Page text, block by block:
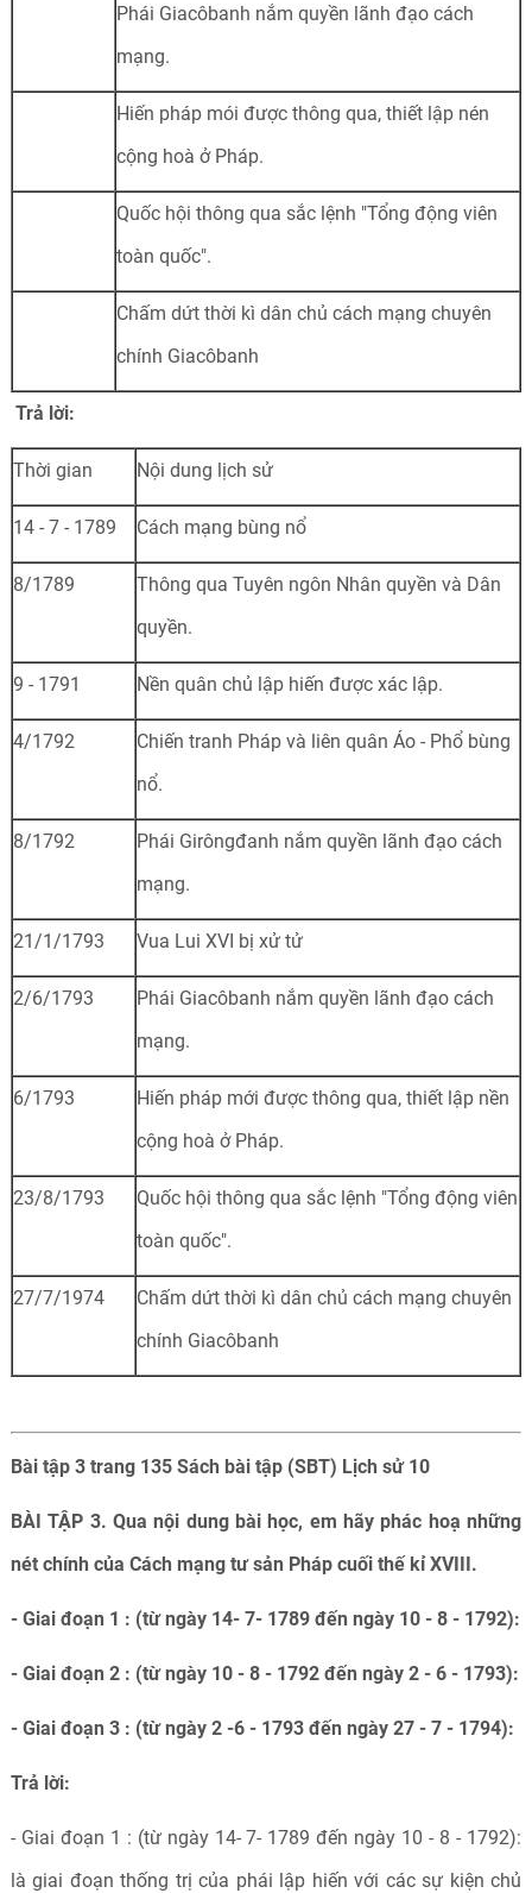
Phái Giacôbanh nắm quyền lãnh đạo cách
mạng.
Hiến pháp mói được thông qua, thiết lập nén
cộng hoà ở Pháp.
Quốc hội thông qua sắc lệnh "Tổng động viên
toàn quốc".
Chấm dứt thời kì dân chủ cách mạng chuyên
chính Giacôbanh
Trả lời:
Thời gian Nội dung lịch sử
14 - 7 - 1789 Cách mạng bùng nổ
8/1789
Thông qua Tuyên ngôn Nhân quyền và Dân
quyền.
9 - 1791 Nền quân chủ lập hiến được xác lập.
4/1792
Chiến tranh Pháp và liên quân Áo - Phổ bùng
nổ.
8/1792
Phái Girôngđanh nắm quyền lãnh đạo cách
mạng.
21/1/1793 Vua Lui XVI bị xử tử
2/6/1793
Phái Giacôbanh nắm quyền lãnh đạo cách
mạng.
6/1793
Hiến pháp mới được thông qua, thiết lập nền
cộng hoà ở Pháp.
23/8/1793
Quốc hội thông qua sắc lệnh "Tổng động viên
toàn quốc".
27/7/1974
Chấm dứt thời kì dân chủ cách mạng chuyên
chính Giacôbanh
Bài tập 3 trang 135 Sách bài tập (SBT) Lịch sử 10
BÀI TẬP 3. Qua nội dung bài học, em hãy phác hoạ những
nét chính của Cách mạng tư sản Pháp cuối thế kỉ XVIII.
- Giai đoạn 1 : (từ ngày 14- 7- 1789 đến ngày 10 - 8 - 1792):
- Giai đoạn 2 : (từ ngày 10 - 8 - 1792 đến ngày 2 - 6 - 1793):
- Giai đoạn 3 : (từ ngày 2 -6 - 1793 đến ngày 27 - 7 - 1794):
Trả lời:
- Giai đoạn 1 : (từ ngày 14- 7- 1789 đến ngày 10 - 8 - 1792):
là giai đoạn thống trị của phái lập hiến với các sự kiện chủ